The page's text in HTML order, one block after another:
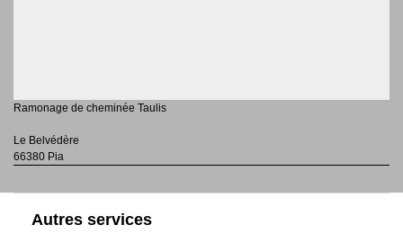
Ramonage de cheminée Taulis
Le Belvédère
66380 Pia
Autres services